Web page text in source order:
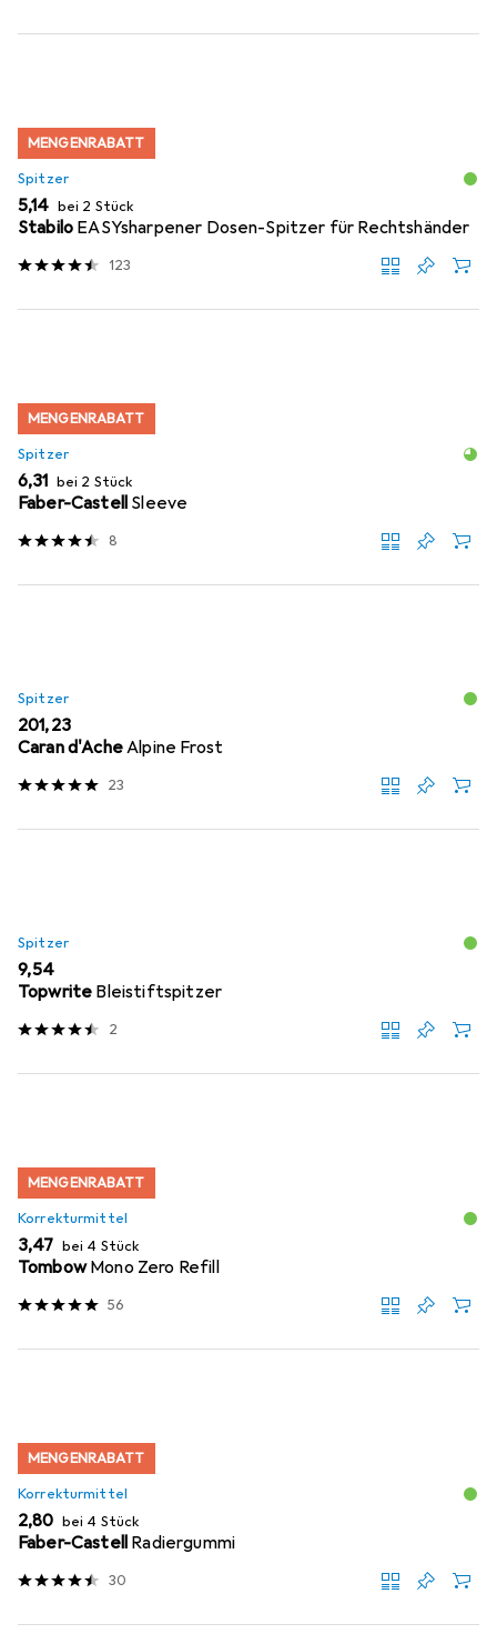
MENGENRABATT
Spitzer
EUR
5,14 bei 2 Stück
Stabilo EASYsharpener Dosen-Spitzer für Rechtshänder
123
MENGENRABATT
Spitzer
EUR
6,31 bei 2 Stück
Faber-Castell Sleeve
8
Spitzer
EUR
201,23
Caran d'AcheAlpine Frost
23
Spitzer
EUR
9,54
Topwrite Bleistiftspitzer
2
MENGENRABATT
Korrekturmittel
EUR
3,47 bei 4 Stück
Tombow Mono Zero Refill
56
MENGENRABATT
Korrekturmittel
EUR
2,80 bei 4 Stück
Faber-Castell Radiergummi
30